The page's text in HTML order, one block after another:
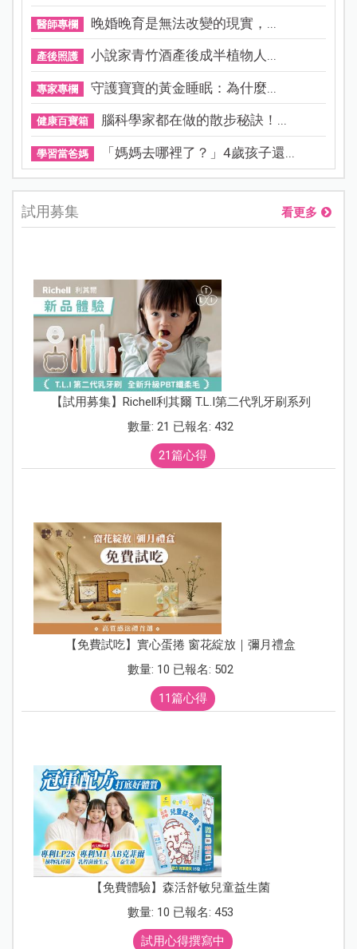
醫師專欄 晚婚晚育是無法改變的現實，...
產後照護 小說家青竹酒產後成半植物人...
專家專欄 守護寶寶的黃金睡眠：為什麼...
健康百寶箱 腦科學家都在做的散步秘訣！...
學習當爸媽 「媽媽去哪裡了？」4歲孩子還...
試用募集 看更多
【試用募集】Richell利其爾 T.L.I第二代乳牙刷系列
數量: 21 已報名: 432
21篇心得
【免費試吃】實心蛋捲 窗花綻放｜彌月禮盒
數量: 10 已報名: 502
11篇心得
【免費體驗】森活舒敏兒童益生菌
數量: 10 已報名: 453
試用心得撰寫中